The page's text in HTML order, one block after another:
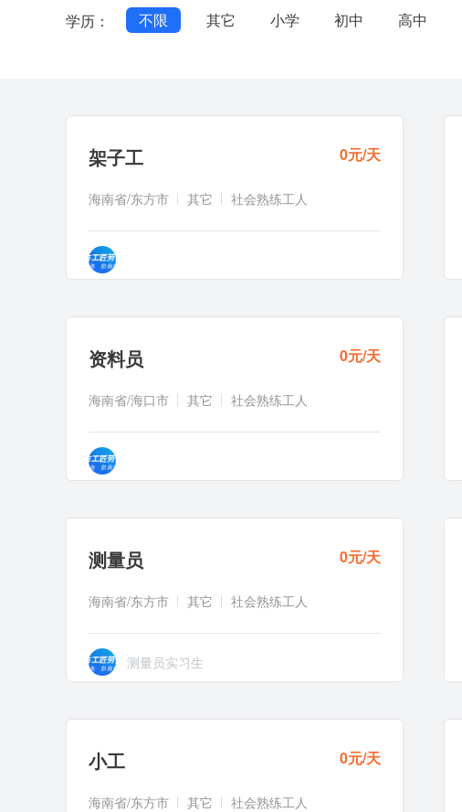
学历： 不限 其它 小学 初中 高中
架子工
海南省/东方市 其它 社会熟练工人
0元/天
资料员
海南省/海口市 其它 社会熟练工人
0元/天
测量员
海南省/东方市 其它 社会熟练工人
测量员实习生
0元/天
小工
海南省/东方市 其它 社会熟练工人
0元/天